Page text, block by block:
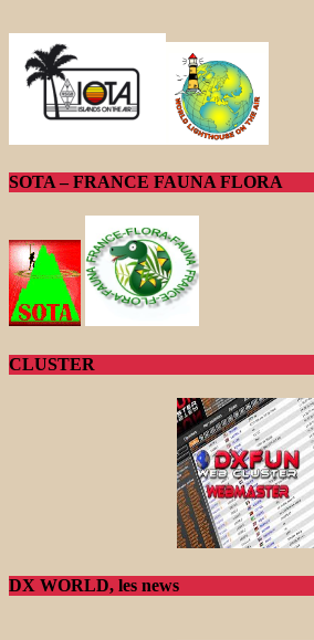
SOTA – FRANCE FAUNA FLORA
CLUSTER
DX WORLD, les news